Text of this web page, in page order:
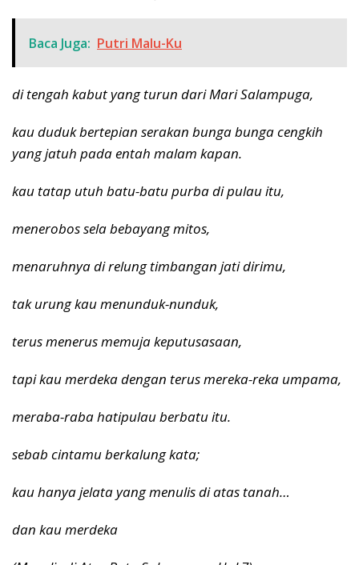
Baca Juga: Putri Malu-Ku
di tengah kabut yang turun dari Mari Salampuga,
kau duduk bertepian serakan bunga bunga cengkih
yang jatuh pada entah malam kapan.
kau tatap utuh batu-batu purba di pulau itu,
menerobos sela bebayang mitos,
menaruhnya di relung timbangan jati dirimu,
tak urung kau menunduk-nunduk,
terus menerus memuja keputusasaan,
tapi kau merdeka dengan terus mereka-reka umpama,
meraba-raba hatipulau berbatu itu.
sebab cintamu berkalung kata;
kau hanya jelata yang menulis di atas tanah…
dan kau merdeka